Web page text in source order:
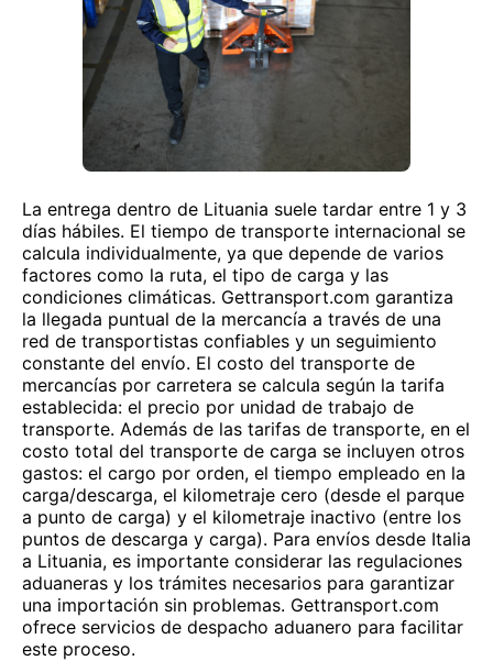
La entrega dentro de Lituania suele tardar entre 1 y 3
días hábiles. El tiempo de transporte internacional se
calcula individualmente, ya que depende de varios
factores como la ruta, el tipo de carga y las
condiciones climáticas. Gettransport.com garantiza
la llegada puntual de la mercancía a través de una
red de transportistas confiables y un seguimiento
constante del envío. El costo del transporte de
mercancías por carretera se calcula según la tarifa
establecida: el precio por unidad de trabajo de
transporte. Además de las tarifas de transporte, en el
costo total del transporte de carga se incluyen otros
gastos: el cargo por orden, el tiempo empleado en la
carga/descarga, el kilometraje cero (desde el parque
a punto de carga) y el kilometraje inactivo (entre los
puntos de descarga y carga). Para envíos desde Italia
a Lituania, es importante considerar las regulaciones
aduaneras y los trámites necesarios para garantizar
una importación sin problemas. Gettransport.com
ofrece servicios de despacho aduanero para facilitar
este proceso.